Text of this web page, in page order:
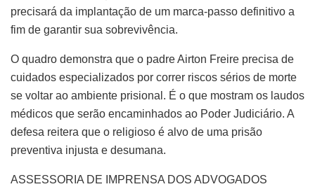
precisará da implantação de um marca-passo definitivo a
fim de garantir sua sobrevivência.
O quadro demonstra que o padre Airton Freire precisa de
cuidados especializados por correr riscos sérios de morte
se voltar ao ambiente prisional. É o que mostram os laudos
médicos que serão encaminhados ao Poder Judiciário. A
defesa reitera que o religioso é alvo de uma prisão
preventiva injusta e desumana.
ASSESSORIA DE IMPRENSA DOS ADVOGADOS